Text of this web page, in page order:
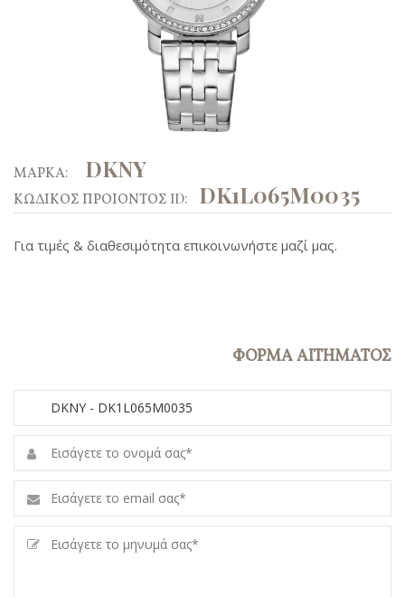
ΜΑΡΚΑ: DKNY
ΚΩΔΙΚΟΣ ΠΡΟΙΟΝΤΟΣ ID: DK1L065M0035
Για τιμές & διαθεσιμότητα επικοινωνήστε μαζί μας.
ΦΟΡΜΑ ΑΙΤΗΜΑΤΟΣ